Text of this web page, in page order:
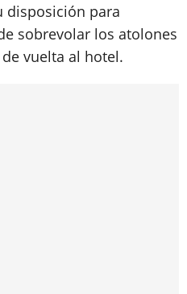
disposición para
sobrevolar los atolones
vuelta al hotel.